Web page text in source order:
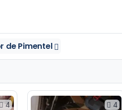
de Pimentel
4 4